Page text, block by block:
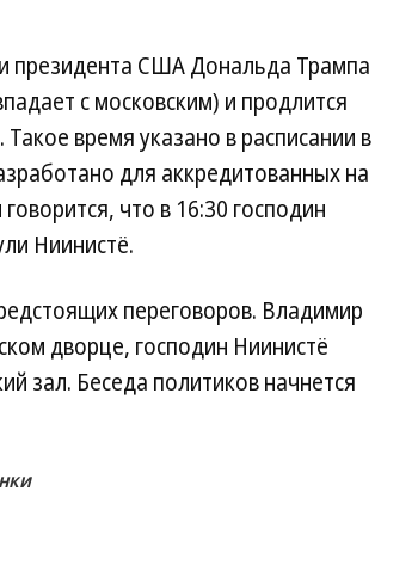
президента США Дональда Трампа
с московским) и продлится
время указано в расписании в
для аккредитованных на
что в 16:30 господин
Ниинистё.
переговоров. Владимир
дворце, господин Ниинистё
зал. Беседа политиков начнется